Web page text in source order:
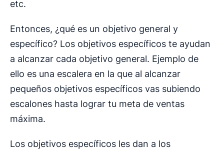
etc.
Entonces, ¿qué es un objetivo general y
específico? Los objetivos específicos te ayudan
a alcanzar cada objetivo general. Ejemplo de
ello es una escalera en la que al alcanzar
pequeños objetivos específicos vas subiendo
escalones hasta lograr tu meta de ventas
máxima.
Los objetivos específicos les dan a los